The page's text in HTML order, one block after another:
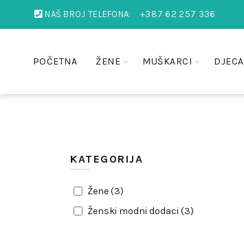
NAŠ BROJ TELEFONA: +387 62 257 336
POČETNA ŽENE MUŠKARCI DJECA
KATEGORIJA
Žene (3)
Ženski modni dodaci (3)